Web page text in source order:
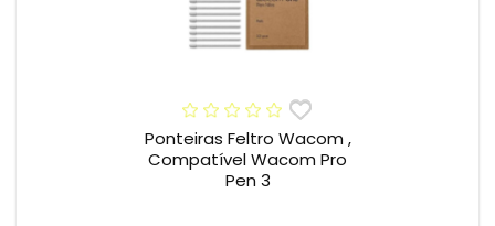
Ponteiras Feltro Wacom ,
Compatível Wacom Pro
Pen 3